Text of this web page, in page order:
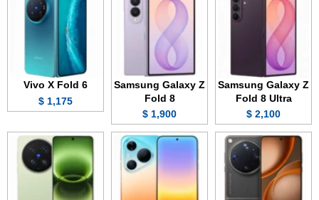
Samsung Galaxy Z
Fold 8 Ultra
2,100 $
Samsung Galaxy Z
Fold 8
1,900 $
Vivo X Fold 6
1,175 $